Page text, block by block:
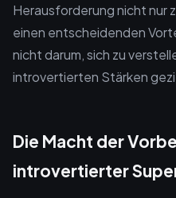
Herausforderung nicht nur
einen entscheidenden
nicht darum, sich zu
introvertierten Stärken
Die Macht der
introvertierter